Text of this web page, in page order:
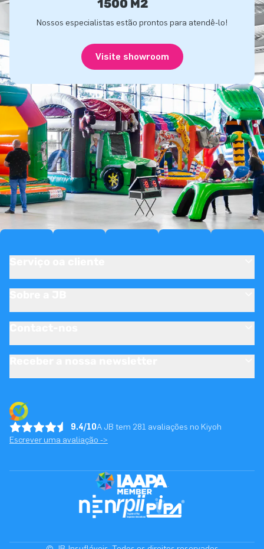
1500 M2
Nossos especialistas estão prontos para atendê-lo!
Visite showroom
9.4/10A JB tem 281 avaliações no Kiyoh
Escrever uma avaliação ->